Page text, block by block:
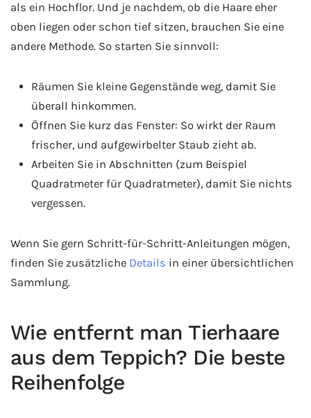
als ein Hochflor. Und je nachdem, ob die Haare eher
oben liegen oder schon tief sitzen, brauchen Sie eine
andere Methode. So starten Sie sinnvoll:
Räumen Sie kleine Gegenstände weg, damit Sie
überall hinkommen.
Öffnen Sie kurz das Fenster: So wirkt der Raum
frischer, und aufgewirbelter Staub zieht ab.
Arbeiten Sie in Abschnitten (zum Beispiel
Quadratmeter für Quadratmeter), damit Sie nichts
vergessen.
Wenn Sie gern Schritt-für-Schritt-Anleitungen mögen,
finden Sie zusätzliche Details in einer übersichtlichen
Sammlung.
Wie entfernt man Tierhaare
aus dem Teppich? Die beste
Reihenfolge